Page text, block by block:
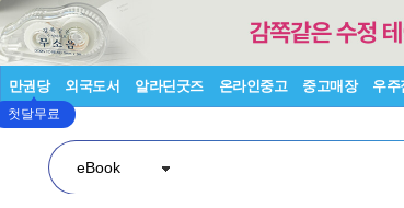
만권당
첫달무료
외국도서 알라딘굿즈 온라인중고 중고매장 우주
eBook